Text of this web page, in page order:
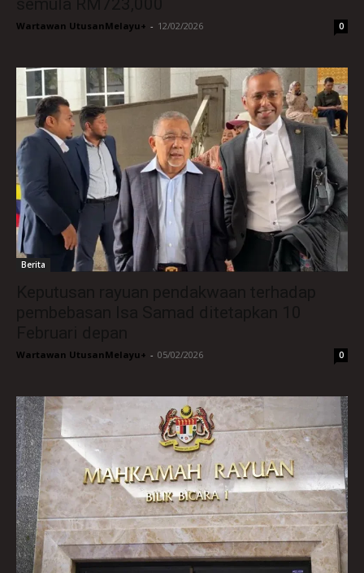
Wartawan UtusanMelayu+ - 12/02/2026 0
Berita
Wartawan UtusanMelayu+ - 05/02/2026 0